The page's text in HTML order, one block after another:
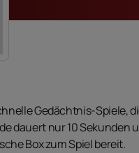
Gedächtnis-Spiele,
dauert nur 10
Box zum Spiel bereit.